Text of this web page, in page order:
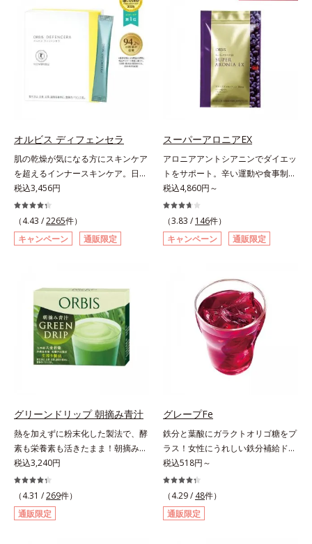
＆葉酸」、独自加工のビタミンCで
キレイと健康をサポートする「ビタ
ミンC＆ビタミンB2」、スムーズな
リズムづくりで快調を目指す「オリ
ゴ糖＆酵素」、いつだってイキイ
キ、あなたらしい表情をサポートす
る「ビタミンB群＆アミノ酸」、ス
クリアな1日のスタートに「ビタミ
ンA＆ルテイン」、紫外線を気にか
ける女性こそ不足しやすい栄養素を
チャージして、安定した美しさをサ
ポートする「カルシウム＆ビタミン
D」の全６種類。体の中からキレイ
の土台を整え、美しさの次の一歩を
引き出します。水なしでOK、持ち
感覚でおいしく楽しく続けられま
ある夏のケア成分です。さらに夏の
ケアで有名なPLエキスと、欠かせな
い美容成分ビタミンCもプラス。独
自の製法でサポートします。飲むだ
けのケアなので、夏対策にありがち
な不快感やストレスは無し！ 時短
ケアにもなるため、忙しい方にもお
に早速、毎日2粒（目安）の新習慣
を始めましょう。* 紫外線などによ
り失われるビタミンCを中心とした
栄養成分の補給
オルビス ディフェンセラ
肌の乾燥が気になる方にスキンケア
を超えるインナースキンケア。日本
初(*1)“肌にもトクホ(*2)”！肌の乾燥
が気になる方に。高純度に精製した
米胚芽由来のグルコシルセラミドを
配合。「肌の水分を逃しにくくする
ため、肌の乾燥が気になる方に適し
アです。“飲むスキンケア”だから、
顔だけでなく、背中や足など、スキ
ンケア機能は全身にも。なかなか手
が回らない、ボディの乾燥対策にも
おすすめです。ゆずの爽やかな香り
とすっきりとした酸味が特徴の「ゆ
「マスカット風味」、ピーチの甘い
香りと爽やかな甘味が楽しめる「ピ
ーチ風味」の3種のフレーバーをご
用意。その日の気分に合わせてチョ
イスできるから、より飽きにくく、
水なしで飲めるから、毎日手軽にお
いしく続けられます。*1 販売商品
として。*2 許可表示：本品に含ま
税込3,456円
（4.43 /2265件）
キャンペーン
通販限定
スーパーアロニアEX
アロニアアントシアニンでダイエッ
トをサポート。辛い運動や食事制限
に立ち向かう、大人の“燃える気持
ち”を応援。年齢を重ねるほど、ダ
イエットが続かないと感じる方に。
チョークベリーとも呼ばれる東欧産
の健康果実アロニアの、アロニアア
トする、ダイエットサポートサプリ
メントです。アロニアを研究し続け
てきたオルビスが高品質のアロニア
にこだわり、その特有成分を抽出。
安定して一定量配合できるよう、規
格化しました。オルビスのアロニア
シリーズNo.1の配合量を誇る、ア
有。さらに年齢ダイエッターをサポ
ートする成分として、研究チームが
400種以上の植物エキスを試してた
どり着いたオリーブ葉エキスと、古
くからぽかぽか成分として重宝され
てきたブラックジンジャー、ケイヒ
も配合しました。大人のやる気を燃
やし、年齢ダイエットを熱く応援し
税込4,860円～
（3.83 / 146件）
キャンペーン
通販限定
グリーンドリップ 朝摘み青汁
熱を加えずに粉末化した製法で、酵
素も栄養素も活きたまま！朝摘みの
すっきり飲みやすい青汁。朝摘んだ
ばかりの大麦若葉を熱をかけない製
法で、酵素や50種類以上の栄養素を
活きたまま粉末化した青汁です。酵
素が活きているので、加熱したもの
税込3,240円
（4.31 /269件）
通販限定
グレープFe
鉄分と葉酸にガラクトオリゴ糖をプ
ラス！女性にうれしい鉄分補給ドリ
ンク。1本に、ほうれん草約2.1束分
(*)の鉄分と、葉酸とガラクトオリゴ
糖を配合した、飲みやすい鉄分補給
ドリンクです。女性特有の周期をラ
クにサポートする3つの成分を凝縮
税込518円～
（4.29 / 48件）
通販限定